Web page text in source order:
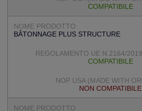
COMPATIBILE
BÂTONNAGE PLUS STRUCTURE
COMPATIBILE
NON COMPATIBILE